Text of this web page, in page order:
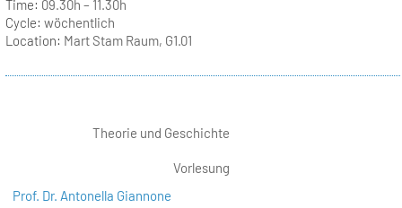
Time: 09.30h – 11.30h
Cycle: wöchentlich
Location: Mart Stam Raum, G1.01
Theorie und Geschichte
Vorlesung
Prof. Dr. Antonella Giannone